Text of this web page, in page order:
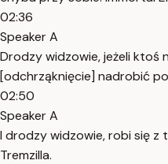
02:36
Speaker A
Drodzy widzowie, jeżeli ktoś
[odchrząknięcie] nadrobić
02:50
Speaker A
I drodzy widzowie, robi się z
Tremzilla.